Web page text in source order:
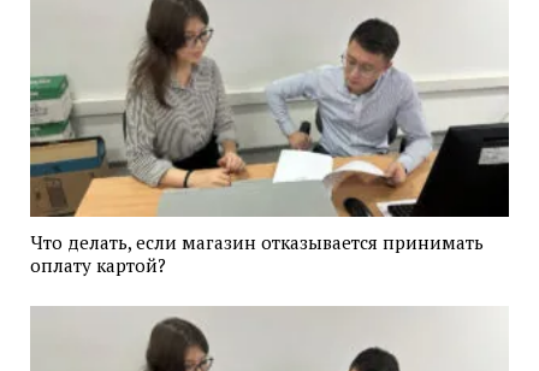
Что делать, если магазин отказывается принимать
оплату картой?